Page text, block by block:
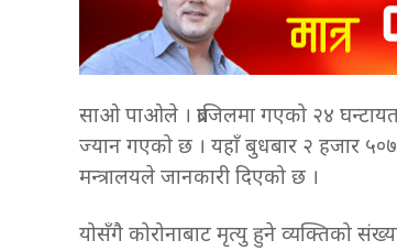
साओ पाओले । ब्राजिलमा गएको २४
ज्यान गएको छ । यहाँ बुधबार २ हजार
मन्त्रालयले जानकारी दिएको छ ।
योसँगै कोरोनाबाट मृत्यु हुने व्यक्तिको